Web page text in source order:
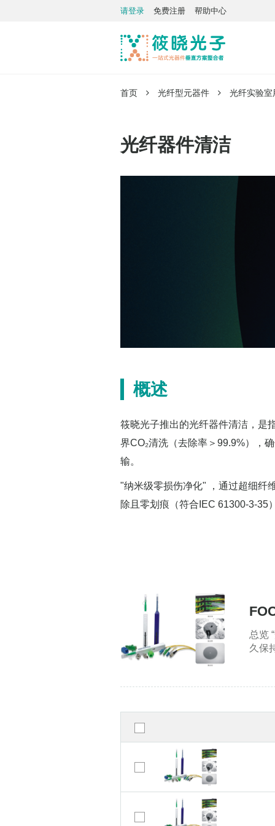
请登录 免费注册 帮助中心
首页 光纤型元器件 光纤实验室
光纤器件清洁
概述
筱晓光子推出的光纤器件清洁，是
界CO₂清洗（去除率＞99.9%），
输。
"纳米级零损伤净化" ，通过超细纤
除且零划痕（符合IEC 61300-3-35
总览
久保